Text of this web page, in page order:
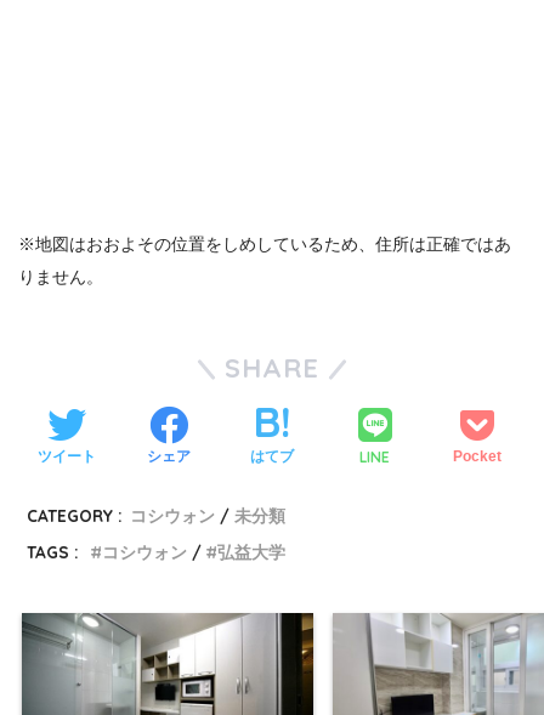
※地図はおおよその位置をしめしているため、住所は正確ではあ
りません。
SHARE
ツイート シェア はてブ LINE Pocket
CATEGORY : コシウォン
未分類
TAGS :
コシウォン 弘益大学